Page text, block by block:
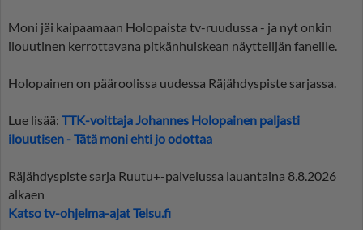
Moni jäi kaipaamaan Holopaista tv-ruudussa - ja nyt onkin
ilouutinen kerrottavana pitkänhuiskean näyttelijän faneille.
Holopainen on pääroolissa uudessa Räjähdyspiste sarjassa.
Lue lisää: TTK-voittaja Johannes Holopainen paljasti
ilouutisen - Tätä moni ehti jo odottaa
Räjähdyspiste sarja Ruutu+-palvelussa lauantaina 8.8.2026
alkaen
Katso tv-ohjelma-ajat Telsu.fi